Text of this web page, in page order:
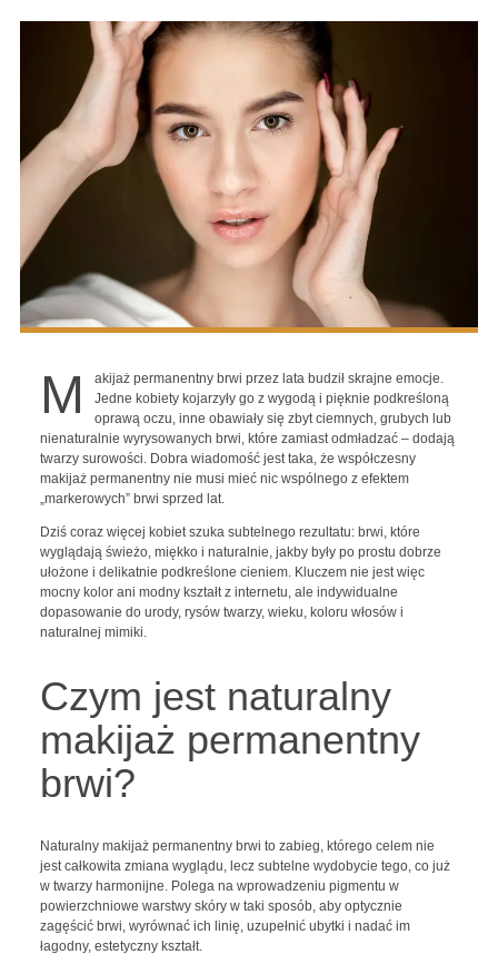
M
akijaż permanentny brwi przez lata budził skrajne emocje.
Jedne kobiety kojarzyły go z wygodą i pięknie podkreśloną
oprawą oczu, inne obawiały się zbyt ciemnych, grubych lub
nienaturalnie wyrysowanych brwi, które zamiast odmładzać – dodają
twarzy surowości. Dobra wiadomość jest taka, że współczesny
makijaż permanentny nie musi mieć nic wspólnego z efektem
„markerowych” brwi sprzed lat.
Dziś coraz więcej kobiet szuka subtelnego rezultatu: brwi, które
wyglądają świeżo, miękko i naturalnie, jakby były po prostu dobrze
ułożone i delikatnie podkreślone cieniem. Kluczem nie jest więc
mocny kolor ani modny kształt z internetu, ale indywidualne
dopasowanie do urody, rysów twarzy, wieku, koloru włosów i
naturalnej mimiki.
Czym jest naturalny
makijaż permanentny
brwi?
Naturalny makijaż permanentny brwi to zabieg, którego celem nie
jest całkowita zmiana wyglądu, lecz subtelne wydobycie tego, co już
w twarzy harmonijne. Polega na wprowadzeniu pigmentu w
powierzchniowe warstwy skóry w taki sposób, aby optycznie
zagęścić brwi, wyrównać ich linię, uzupełnić ubytki i nadać im
łagodny, estetyczny kształt.